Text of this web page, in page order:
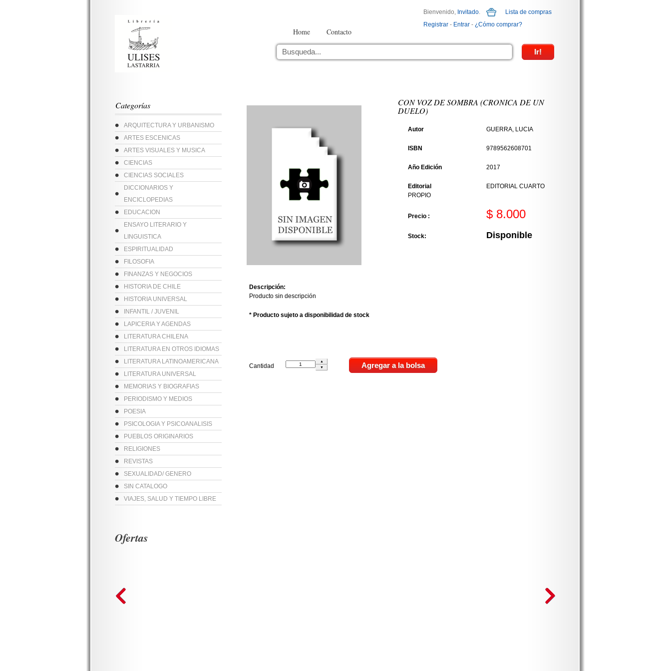
Home Contacto
Bienvenido, Invitado.
Lista de compras
Registrar - Entrar - ¿Cómo comprar?
Categorías
ARQUITECTURA Y URBANISMO
ARTES ESCENICAS
ARTES VISUALES Y MUSICA
CIENCIAS
CIENCIAS SOCIALES
DICCIONARIOS Y
ENCICLOPEDIAS
EDUCACION
ENSAYO LITERARIO Y
LINGUISTICA
ESPIRITUALIDAD
FILOSOFIA
FINANZAS Y NEGOCIOS
HISTORIA DE CHILE
HISTORIA UNIVERSAL
INFANTIL / JUVENIL
LAPICERIA Y AGENDAS
LITERATURA CHILENA
LITERATURA EN OTROS IDIOMAS
LITERATURA LATINOAMERICANA
LITERATURA UNIVERSAL
MEMORIAS Y BIOGRAFIAS
PERIODISMO Y MEDIOS
POESIA
PSICOLOGIA Y PSICOANALISIS
PUEBLOS ORIGINARIOS
RELIGIONES
REVISTAS
SEXUALIDAD/ GENERO
SIN CATALOGO
VIAJES, SALUD Y TIEMPO LIBRE
CON VOZ DE SOMBRA (CRONICA DE UN
DUELO)
Autor GUERRA, LUCIA
ISBN 9789562608701
Año Edición 2017
Editorial
EDITORIAL CUARTO
PROPIO
Precio : $ 8.000
Stock: Disponible
Descripción:
Producto sin descripción
* Producto sujeto a disponibilidad de stock
Cantidad
Ofertas